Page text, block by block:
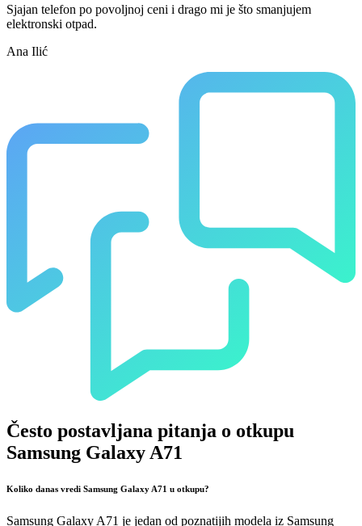
Sjajan telefon po povoljnoj ceni i drago mi je što smanjujem
elektronski otpad.
Ana Ilić
Često postavljana pitanja o otkupu
Samsung Galaxy A71
Koliko danas vredi Samsung Galaxy A71 u otkupu?
Samsung Galaxy A71 je jedan od poznatijih modela iz Samsung